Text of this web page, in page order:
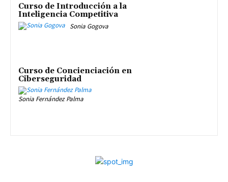
Curso de Introducción a la
Inteligencia Competitiva
Sonia Gogova
Curso de Concienciación en
Ciberseguridad
Sonia Fernández Palma